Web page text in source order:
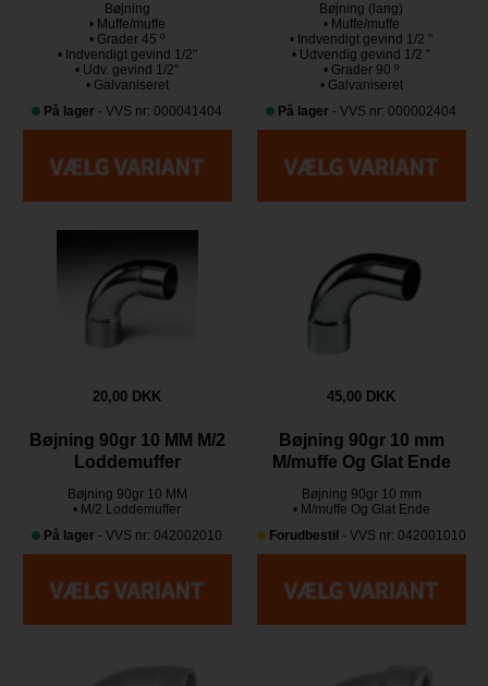
Bøjning
• Muffe/muffe
• Grader 45 º
• Indvendigt gevind 1/2"
• Udv. gevind 1/2"
• Galvaniseret
På lager - VVS nr: 000041404
Bøjning (lang)
• Muffe/muffe
• Indvendigt gevind 1/2 "
• Udvendig gevind 1/2 "
• Grader 90 º
• Galvaniseret
På lager - VVS nr: 000002404
20,00 DKK
Bøjning 90gr 10 MM M/2
Loddemuffer
Bøjning 90gr 10 MM
• M/2 Loddemuffer
På lager - VVS nr: 042002010
45,00 DKK
Bøjning 90gr 10 mm
M/muffe Og Glat Ende
Bøjning 90gr 10 mm
• M/muffe Og Glat Ende
Forudbestil - VVS nr: 042001010